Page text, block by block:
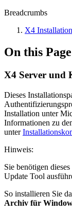
Breadcrumbs
X4 Installation
On this Page
X4 Server und
Dieses
Installation unter
Informationen zu
unter
Hinweis:
Sie benötigen
Update Tool
So installieren Sie
Archiv für